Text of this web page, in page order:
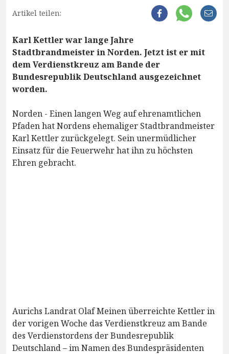
Artikel teilen:
Karl Kettler war lange Jahre
Stadtbrandmeister in Norden. Jetzt ist er mit
dem Verdienstkreuz am Bande der
Bundesrepublik Deutschland ausgezeichnet
worden.
Norden - Einen langen Weg auf ehrenamtlichen
Pfaden hat Nordens ehemaliger Stadtbrandmeister
Karl Kettler zurückgelegt. Sein unermüdlicher
Einsatz für die Feuerwehr hat ihn zu höchsten
Ehren gebracht.
Aurichs Landrat Olaf Meinen überreichte Kettler in
der vorigen Woche das Verdienstkreuz am Bande
des Verdienstordens der Bundesrepublik
Deutschland – im Namen des Bundespräsidenten